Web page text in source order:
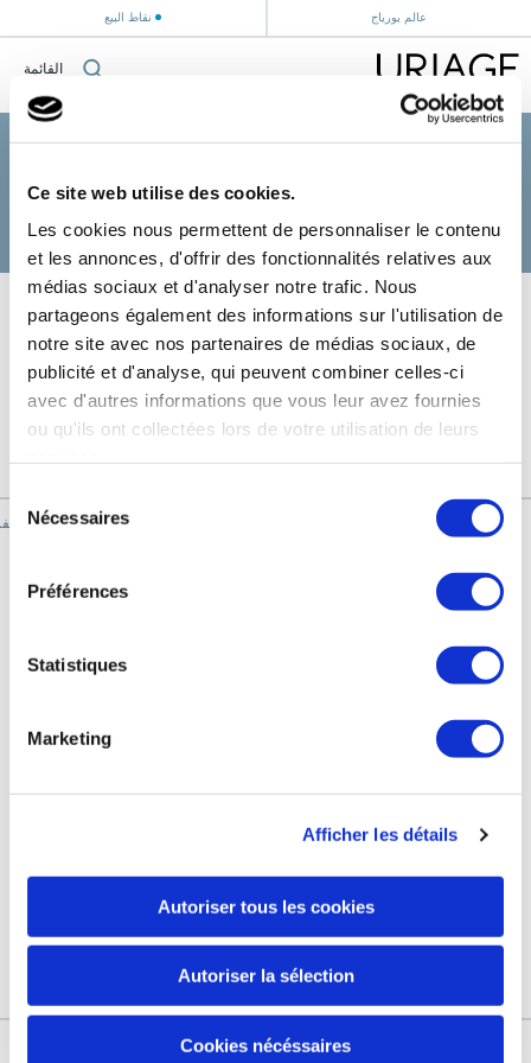
Ce site web utilise des cookies.
Les cookies nous permettent de personnaliser le contenu
et les annonces, d'offrir des fonctionnalités relatives aux
médias sociaux et d'analyser notre trafic. Nous
partageons également des informations sur l'utilisation de
notre site avec nos partenaires de médias sociaux, de
publicité et d'analyse, qui peuvent combiner celles-ci
avec d'autres informations que vous leur avez fournies
ou qu'ils ont collectées lors de votre utilisation de leurs
Sélection
Nécessaires
Préférences
Statistiques
Marketing
Afficher les détails
Autoriser tous les cookies
Autoriser la sélection
Cookies nécéssaires
عالم يورياج نقاط البيع
القائمة
الصفحة الرئيسية›الوجه›مستحضرات للبشرة شديدة الجفاف
مستحضرات للبشرة شديدة الجفاف
يورياج "جبال الألب
التزاماتنا
محطة العلاج الحراري
صفحة الفيسبوك الخاصة بنا
كوني أوّل من يتوصّل بآخرالمستجدّات والأخبار والعروض الحصرية.
عنوانك الإلكتروني
من خلال التأكد من تسجيلي ، فأنا أفوض يورياج لاستخدام عنوان بريدي